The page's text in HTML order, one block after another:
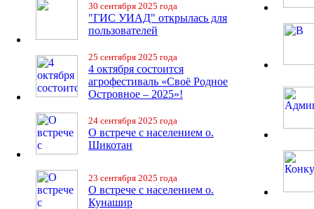
30 сентября 2025 года
"ГИС УИАД" открылась для
пользователей
25 сентября 2025 года
4 октября состоится
агрофестиваль «Своё Родное
Островное – 2025»!
24 сентября 2025 года
О встрече с населением о.
Шикотан
23 сентября 2025 года
О встрече с населением о.
Кунашир